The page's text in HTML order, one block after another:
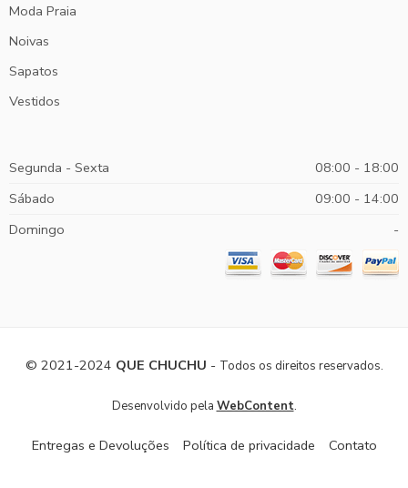
Moda Praia
Noivas
Sapatos
Vestidos
Segunda - Sexta
08:00 - 18:00
Sábado
09:00 - 14:00
Domingo
-
© 2021-2024 QUE CHUCHU - Todos os direitos reservados.
Desenvolvido pela WebContent.
Entregas e Devoluções Política de privacidade Contato